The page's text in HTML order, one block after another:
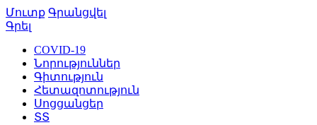
Մուտք Գրանցվել
Գրել
COVID-19
Նորություններ
Գիտություն
Հետազոտություն
Սոցցանցեր
ՏՏ